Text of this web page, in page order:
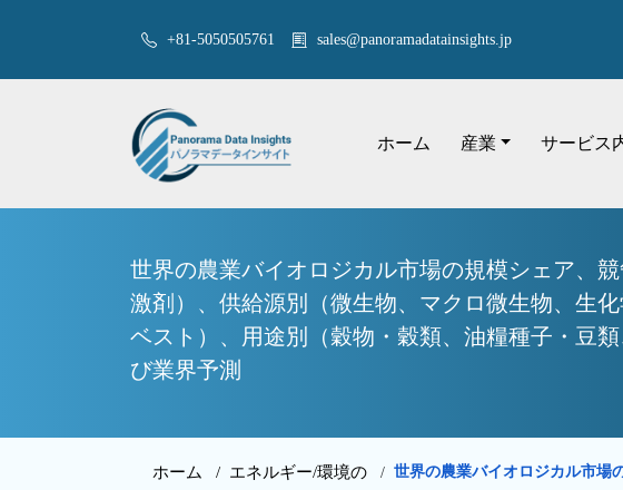
+81-5050505761 sales@panoramadatainsights.jp
ホーム 産業 サービス
世界の農業バイオロジカル市場の規模シェア、
激剤）、供給源別（微生物、マクロ微生物、生
ベスト）、用途別（穀物・穀類、油糧種子・豆
び業界予測
ホーム / エネルギー/環境の / 世界の農業バイオロジカル市場